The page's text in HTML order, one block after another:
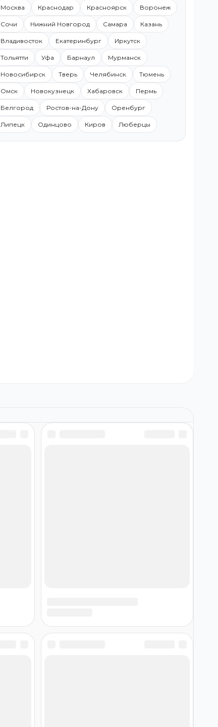
Москва Краснодар Красноярск Воронеж
Сочи Нижний Новгород Самара Казань
Владивосток Екатеринбург Иркутск
Тольятти Уфа Барнаул Мурманск
Новосибирск Тверь Челябинск Тюмень
Омск Новокузнецк Хабаровск Пермь
Белгород Ростов-на-Дону Оренбург
Липецк Одинцово Киров Люберцы